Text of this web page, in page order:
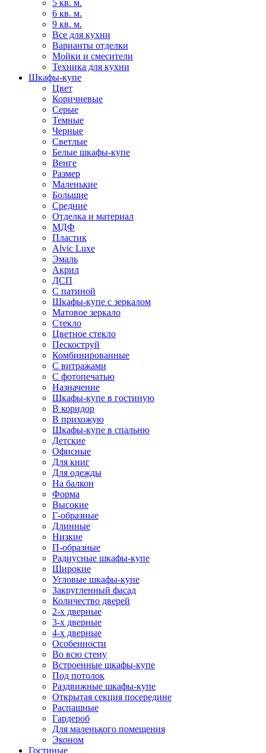
5 кв. м.
6 кв. м.
9 кв. м.
Все для кухни
Варианты отделки
Мойки и смесители
Техника для кухни
Шкафы-купе
Цвет
Коричневые
Серые
Темные
Черные
Светлые
Белые шкафы-купе
Венге
Размер
Маленькие
Большие
Средние
Отделка и материал
МДФ
Пластик
Alvic Luxe
Эмаль
Акрил
ДСП
С патиной
Шкафы-купе с зеркалом
Матовое зеркало
Стекло
Цветное стекло
Пескоструй
Комбинированные
С витражами
С фотопечатью
Назначение
Шкафы-купе в гостиную
В коридор
В прихожую
Шкафы-купе в спальню
Детские
Офисные
Для книг
Для одежды
На балкон
Форма
Высокие
Г-образные
Длинные
Низкие
П-образные
Радиусные шкафы-купе
Широкие
Угловые шкафы-купе
Закругленный фасад
Количество дверей
2-х дверные
3-х дверные
4-х дверные
Особенности
Во всю стену
Встроенные шкафы-купе
Под потолок
Раздвижные шкафы-купе
Открытая секция посередине
Распашные
Гардероб
Для маленького помещения
Эконом
Гостиные